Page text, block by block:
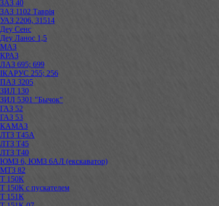
ЗАЗ 40
ЗАЗ 1102 Таврія
УАЗ 2206, 31514
Деу Сенс
Деу Ланос 1,5
МАЗ
КРАЗ
ЛАЗ 695; 699
ІКАРУС 255; 256
ПАЗ 3205
ЗИЛ 130
ЗИЛ 5301 "Бычок"
ГАЗ 52
ГАЗ 53
КАМАЗ
ЛТЗ Т45А
ЛТЗ Т45
ЛТЗ Т40
ЮМЗ 6, ЮМЗ 6АЛ (екскаватор)
МТЗ 82
Т 150К
Т 150К с пускателем
Т 151К